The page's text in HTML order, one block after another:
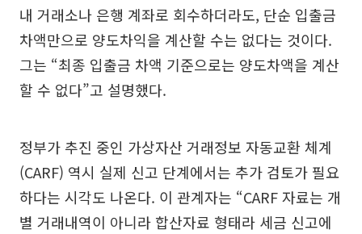
내 거래소나 은행 계좌로 회수하더라도, 단순 입출금
차액만으로 양도차익을 계산할 수는 없다는 것이다.
그는 “최종 입출금 차액 기준으로는 양도차액을 계산
할 수 없다”고 설명했다.
정부가 추진 중인 가상자산 거래정보 자동교환 체계
(CARF) 역시 실제 신고 단계에서는 추가 검토가 필요
하다는 시각도 나온다. 이 관계자는 “CARF 자료는 개
별 거래내역이 아니라 합산자료 형태라 세금 신고에